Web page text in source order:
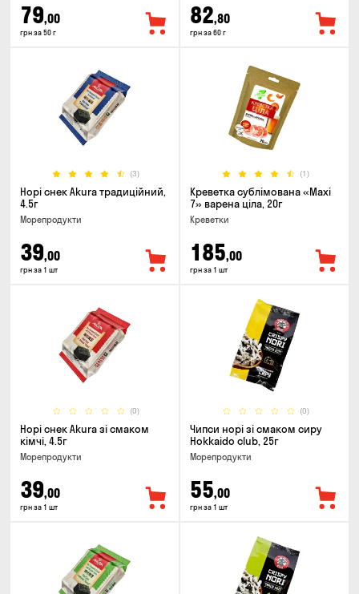
79,00
грн за 50 г
82,80
грн за 60 г
(3)
Норі снек Akura традиційний,
4.5г
Морепродукти
39,00
грн за 1 шт
(1)
Креветка сублімована «Maxi
7» варена ціла, 20г
Креветки
185,00
грн за 1 шт
(0)
Норі снек Akura зі смаком
кімчі, 4.5г
Морепродукти
39,00
грн за 1 шт
(0)
Чипси норі зі смаком сиру
Hokkaido club, 25г
Морепродукти
55,00
грн за 1 шт